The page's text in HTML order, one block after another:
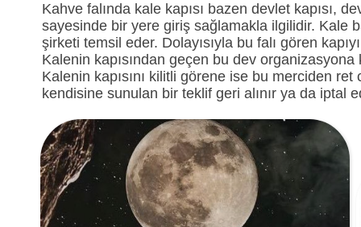
Kahve falında kale kapısı bazen devlet kapısı,
sayesinde bir yere giriş sağlamakla ilgilidir. Kale
şirketi temsil eder. Dolayısıyla bu falı gören
Kalenin kapısından geçen bu dev
Kalenin kapısını kilitli görene ise bu merciden ret
kendisine sunulan bir teklif geri alınır ya da iptal